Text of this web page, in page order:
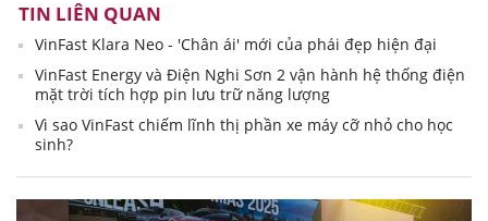
TIN LIÊN QUAN
VinFast Klara Neo - 'Chân ái' mới của phái đẹp hiện đại
VinFast Energy và Điện Nghi Sơn 2 vận hành hệ thống điện
mặt trời tích hợp pin lưu trữ năng lượng
Vì sao VinFast chiếm lĩnh thị phần xe máy cỡ nhỏ cho học
sinh?